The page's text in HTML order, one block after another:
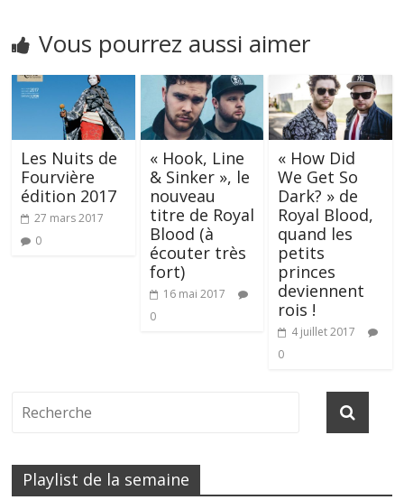
Vous pourrez aussi aimer
Les Nuits de
Fourvière
édition 2017
27 mars 2017
0
« Hook, Line
& Sinker », le
nouveau
titre de Royal
Blood (à
écouter très
fort)
16 mai 2017
0
« How Did
We Get So
Dark? » de
Royal Blood,
quand les
petits
princes
deviennent
rois !
4 juillet 2017
0
Playlist de la semaine